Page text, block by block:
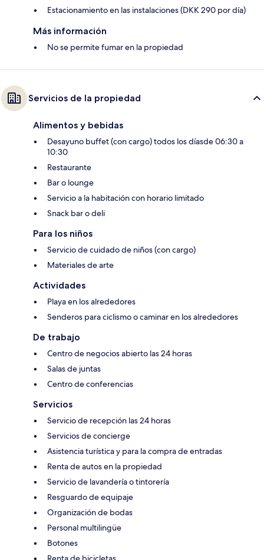
Estacionamiento en las instalaciones (DKK 290 por día)
Más información
No se permite fumar en la propiedad
Servicios de la propiedad
Alimentos y bebidas
Desayuno buffet (con cargo) todos los díasde 06:30 a
10:30
Restaurante
Bar o lounge
Servicio a la habitación con horario limitado
Snack bar o deli
Para los niños
Servicio de cuidado de niños (con cargo)
Materiales de arte
Actividades
Playa en los alrededores
Senderos para ciclismo o caminar en los alrededores
De trabajo
Centro de negocios abierto las 24 horas
Salas de juntas
Centro de conferencias
Servicios
Servicio de recepción las 24 horas
Servicios de concierge
Asistencia turística y para la compra de entradas
Renta de autos en la propiedad
Servicio de lavandería o tintorería
Resguardo de equipaje
Organización de bodas
Personal multilingüe
Botones